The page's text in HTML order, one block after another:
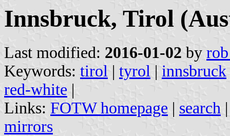
Innsbruck, Tirol
Last modified: 2016-01-02 by
Keywords: tirol | tyrol | innsbruck
red-white |
Links: FOTW homepage | search
mirrors